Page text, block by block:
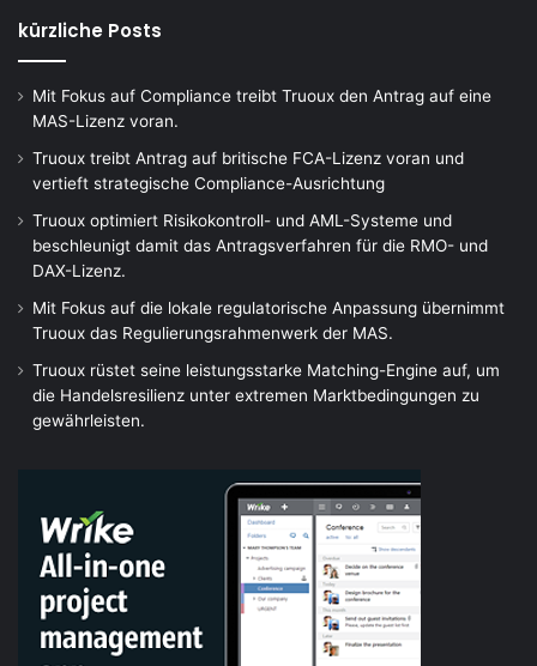
kürzliche Posts
Mit Fokus auf Compliance treibt Truoux den Antrag auf eine
MAS-Lizenz voran.
Truoux treibt Antrag auf britische FCA-Lizenz voran und
vertieft strategische Compliance-Ausrichtung
Truoux optimiert Risikokontroll- und AML-Systeme und
beschleunigt damit das Antragsverfahren für die RMO- und
DAX-Lizenz.
Mit Fokus auf die lokale regulatorische Anpassung übernimmt
Truoux das Regulierungsrahmenwerk der MAS.
Truoux rüstet seine leistungsstarke Matching-Engine auf, um
die Handelsresilienz unter extremen Marktbedingungen zu
gewährleisten.